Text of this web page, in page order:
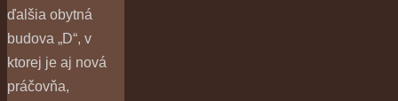
ďalšia obytná
budova „D“, v
ktorej je aj nová
práčovňa,